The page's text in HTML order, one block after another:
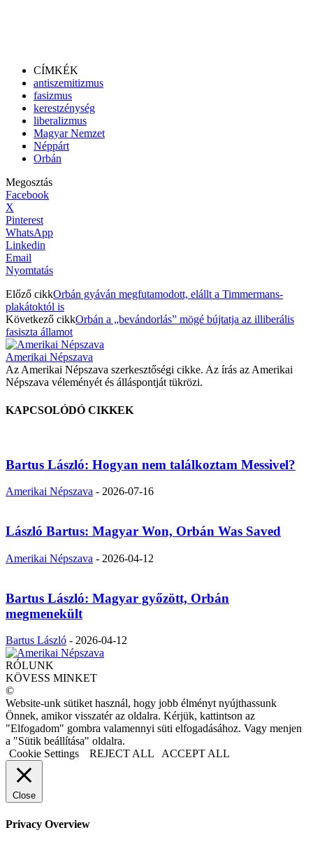
CÍMKÉK
antiszemitizmus
fasizmus
kerestzénység
liberalizmus
Magyar Nemzet
Néppárt
Orbán
Megosztás
Facebook
X
Pinterest
WhatsApp
Linkedin
Email
Nyomtatás
Előző cikkOrbán gyáván megfutamodott, elállt a Timmermans-
plakátoktól is
Következő cikkOrbán a „bevándorlás” mögé bújtatja az illiberális
fasiszta államot
Amerikai Népszava
Az Amerikai Népszava szerkesztőségi cikke. Az írás az Amerikai
Népszava véleményét és álláspontját tükrözi.
KAPCSOLÓDÓ CIKKEK
Bartus László: Hogyan nem találkoztam Messivel?
Amerikai Népszava - 2026-07-16
László Bartus: Magyar Won, Orbán Was Saved
Amerikai Népszava - 2026-04-12
Bartus László: Magyar győzött, Orbán
megmenekült
Bartus László - 2026-04-12
RÓLUNK
KÖVESS MINKET
©
Website-unk sütiket használ, hogy jobb élményt nyújthassunk
Önnek, amikor visszatér az oldalra. Kérjük, kattintson az
"Elfogadom" gombra valamennyi süti elfogadásához. Vagy menjen
a "Sütik beállítása" oldalra.
Cookie Settings
REJECT ALL ACCEPT ALL
Close
Privacy Overview